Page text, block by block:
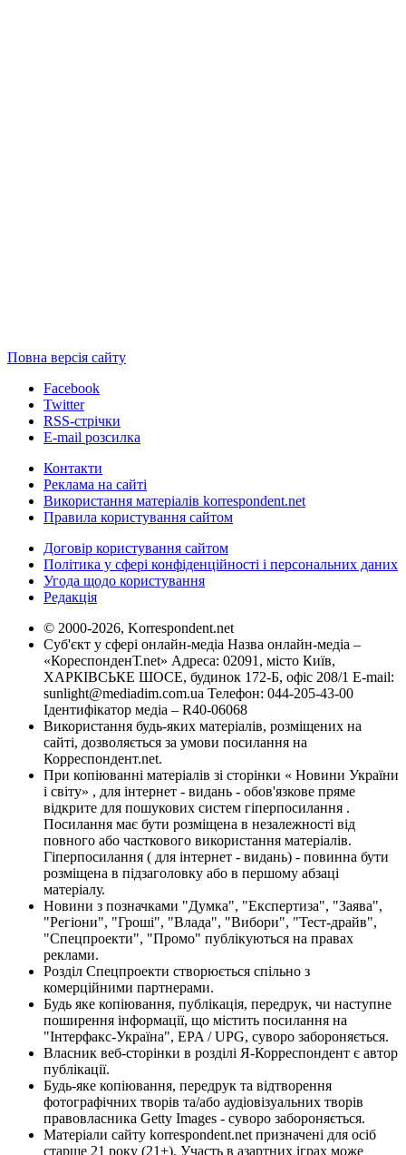
Повна версія сайту
Facebook
Twitter
RSS-стрічки
E-mail розсилка
Контакти
Реклама на сайті
Використання матеріалів korrespondent.net
Правила користування сайтом
Договір користування сайтом
Політика у сфері конфіденційності і персональних даних
Угода щодо користування
Редакція
© 2000-2026, Korrespondent.net
Суб'єкт у сфері онлайн-медіа Назва онлайн-медіа –
«КореспонденТ.net» Адреса: 02091, місто Київ,
ХАРКІВСЬКЕ ШОСЕ, будинок 172-Б, офіс 208/1 E-mail:
sunlight@mediadim.com.ua Телефон: 044-205-43-00
Ідентифікатор медіа – R40-06068
Використання будь-яких матеріалів, розміщених на
сайті, дозволяється за умови посилання на
Корреспондент.net.
При копіюванні матеріалів зі сторінки « Новини України
і світу» , для інтернет - видань - обов'язкове пряме
відкрите для пошукових систем гіперпосилання .
Посилання має бути розміщена в незалежності від
повного або часткового використання матеріалів.
Гіперпосилання ( для інтернет - видань) - повинна бути
розміщена в підзаголовку або в першому абзаці
матеріалу.
Новини з позначками "Думка", "Експертиза", "Заява",
"Регіони", "Гроші", "Влада", "Вибори", "Тест-драйв",
"Спецпроекти", "Промо" публікуються на правах
реклами.
Розділ Спецпроекти створюється спільно з
комерційними партнерами.
Будь яке копіювання, публікація, передрук, чи наступне
поширення інформації, що містить посилання на
"Інтерфакс-Україна", EPA / UPG, суворо забороняється.
Власник веб-сторінки в розділі Я-Корреспондент є автор
публікації.
Будь-яке копіювання, передрук та відтворення
фотографічних творів та/або аудіовізуальних творів
правовласника Getty Images - суворо забороняється.
Матеріали сайту korrespondent.net призначені для осіб
старше 21 року (21+). Участь в азартних іграх може